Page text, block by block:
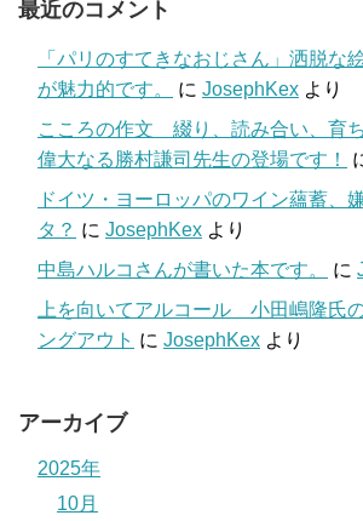
最近のコメント
「パリのすてきなおじさん」洒脱な
が魅力的です。
に JosephKex より
こころの作文 綴り、読み合い、育ち
偉大なる勝村謙司先生の登場です！
ドイツ・ヨーロッパのワイン蘊蓄、
タ？ に JosephKex より
中島ハルコさんが書いた本です。
に
上を向いてアルコール 小田嶋隆氏
ングアウト に JosephKex より
アーカイブ
2025年
10月